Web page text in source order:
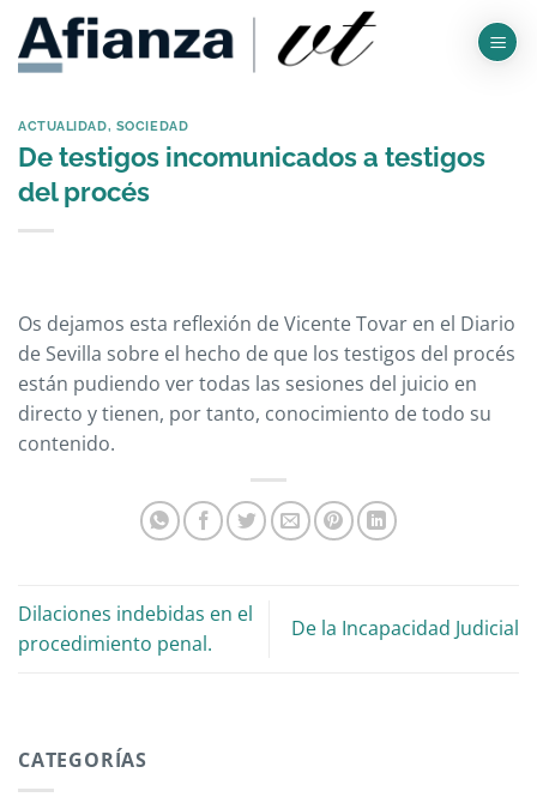
Saltar
contenido
ACTUALIDAD, SOCIEDAD
De testigos incomunicados a testigos
del procés
Os dejamos esta reflexión de Vicente Tovar en el Diario
de Sevilla sobre el hecho de que los testigos del procés
están pudiendo ver todas las sesiones del juicio en
directo y tienen, por tanto, conocimiento de todo su
contenido.
Dilaciones indebidas en el
procedimiento penal.
De la Incapacidad Judicial
CATEGORÍAS